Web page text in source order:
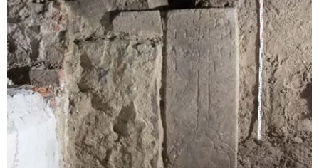
a
v
i
g
a
t
o